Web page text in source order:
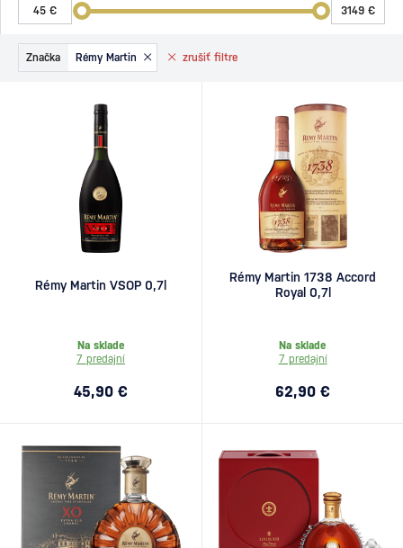
zrušiť filtre
Značka Rémy Martin
Rémy Martin VSOP 0,7l
Na sklade
7 predajní
45,90 €
Rémy Martin 1738 Accord
Royal 0,7l
Na sklade
7 predajní
62,90 €